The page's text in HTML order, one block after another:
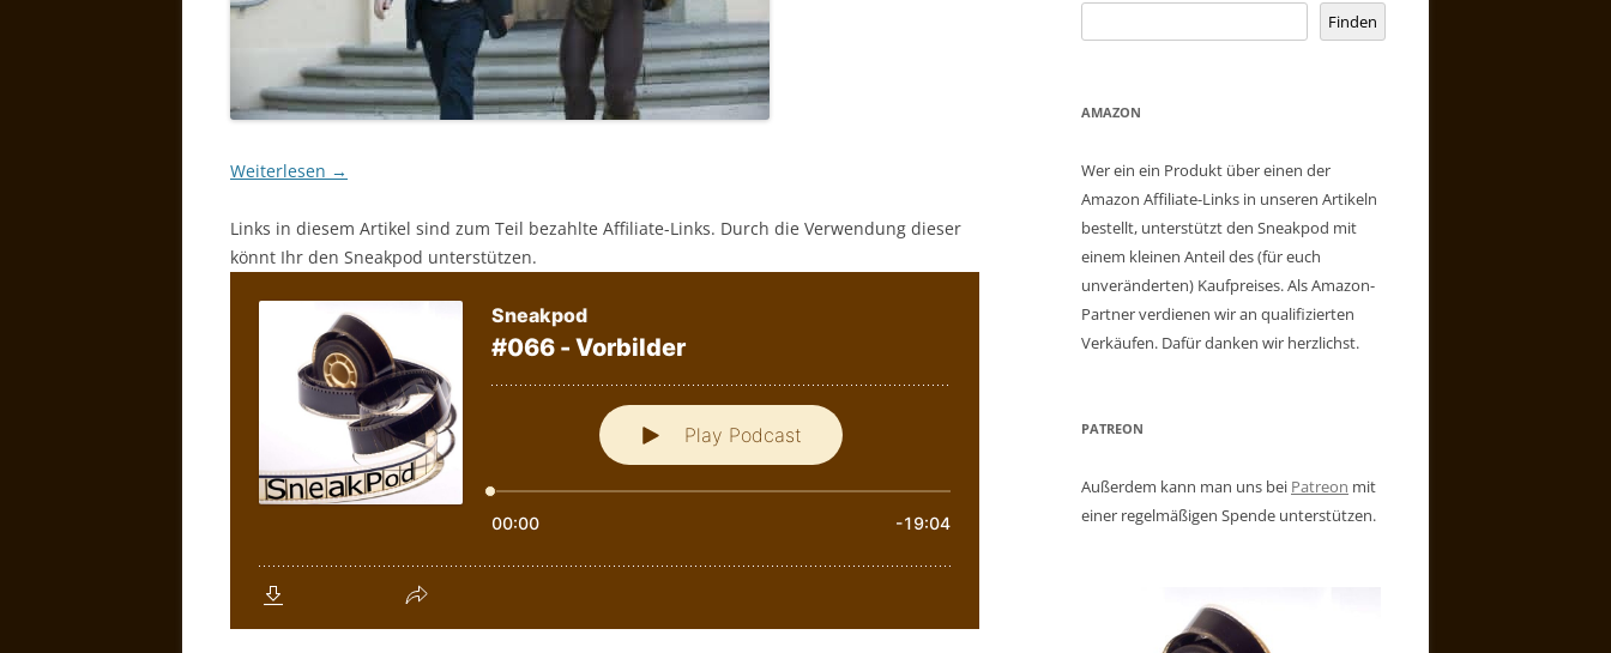
Weiterlesen →
Links in diesem Artikel sind zum Teil bezahlte Affiliate-Links. Durch die Verwendung dieser
könnt Ihr den Sneakpod unterstützen.
Finden
AMAZON
Wer ein ein Produkt über einen der
Amazon Affiliate-Links in unseren Artikeln
bestellt, unterstützt den Sneakpod mit
einem kleinen Anteil des (für euch
unveränderten) Kaufpreises. Als Amazon-
Partner verdienen wir an qualifizierten
Verkäufen. Dafür danken wir herzlichst.
PATREON
Außerdem kann man uns bei Patreon mit
einer regelmäßigen Spende unterstützen.